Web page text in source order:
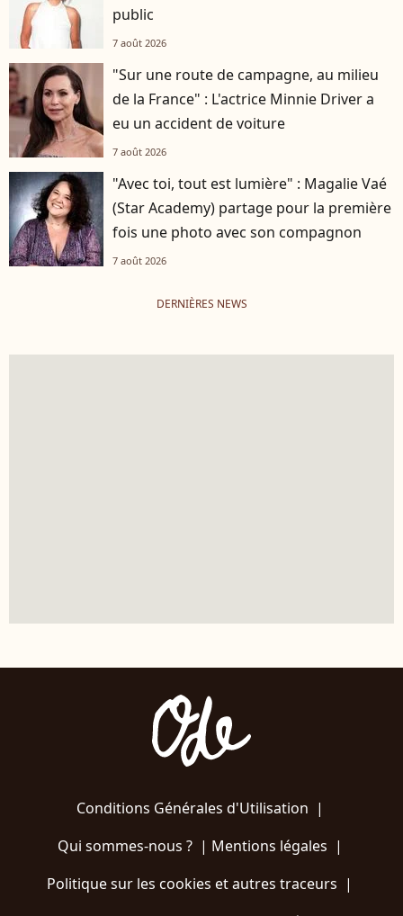
public
7 août 2026
"Sur une route de campagne, au milieu
de la France" : L'actrice Minnie Driver a
eu un accident de voiture
7 août 2026
"Avec toi, tout est lumière" : Magalie Vaé
(Star Academy) partage pour la première
fois une photo avec son compagnon
7 août 2026
DERNIÈRES NEWS
Conditions Générales d'Utilisation |
Qui sommes-nous ?| Mentions légales |
Politique sur les cookies et autres traceurs |